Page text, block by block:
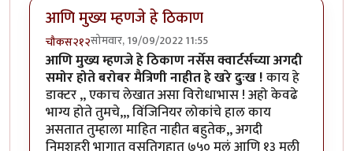
आणि मुख्य म्हणजे हे ठिकाण
चौकस२१२सोमवार, 19/09/2022 11:55
आणि मुख्य म्हणजे हे ठिकाण नर्सेस क्वार्टर्सच्या अगदी
समोर होते बरोबर मैत्रिणी नाहीत हे खरे दुःख !काय हे
डाक्टर ,, एकाच लेखात असा विरोधाभास ! अहो केवढे
भाग्य होते तुमचे,,, विंजिनियर लोकांचे हाल काय
असतात तुम्हाला माहित नाहीत बहुतेक,, अगदी